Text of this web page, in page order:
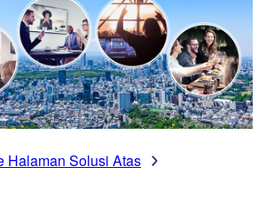
Halaman Solusi Atas